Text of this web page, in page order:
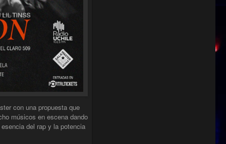
con una propuesta que
músicos en escena dando
del rap y la potencia
NATION EN SALA MASTER"